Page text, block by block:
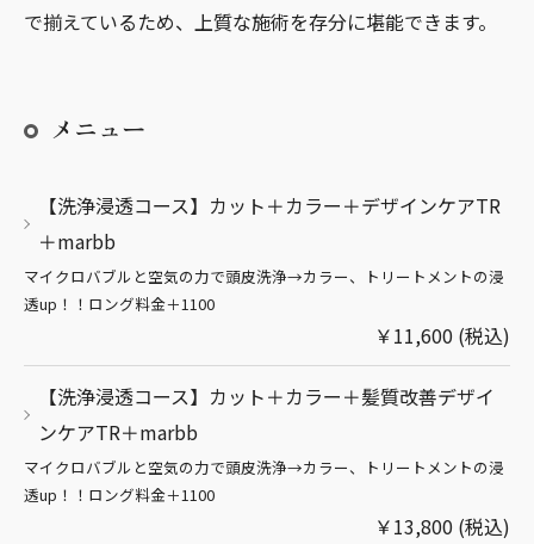
で揃えているため、上質な施術を存分に堪能できます。
メニュー
【洗浄浸透コース】カット＋カラー＋デザインケアTR
＋marbb
マイクロバブルと空気の力で頭皮洗浄→カラー、トリートメントの浸
透up！！ロング料金＋1100
￥11,600 (税込)
【洗浄浸透コース】カット＋カラー＋髪質改善デザイ
ンケアTR＋marbb
マイクロバブルと空気の力で頭皮洗浄→カラー、トリートメントの浸
透up！！ロング料金＋1100
￥13,800 (税込)